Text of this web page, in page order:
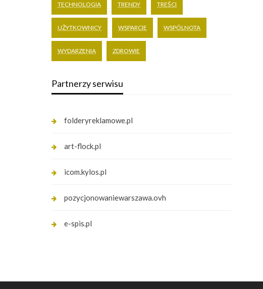
TECHNOLOGIA TRENDY TREŚCI
UŻYTKOWNICY WSPARCIE WSPÓLNOTA
WYDARZENIA ZDROWIE
Partnerzy serwisu
folderyreklamowe.pl
art-flock.pl
icom.kylos.pl
pozycjonowaniewarszawa.ovh
e-spis.pl